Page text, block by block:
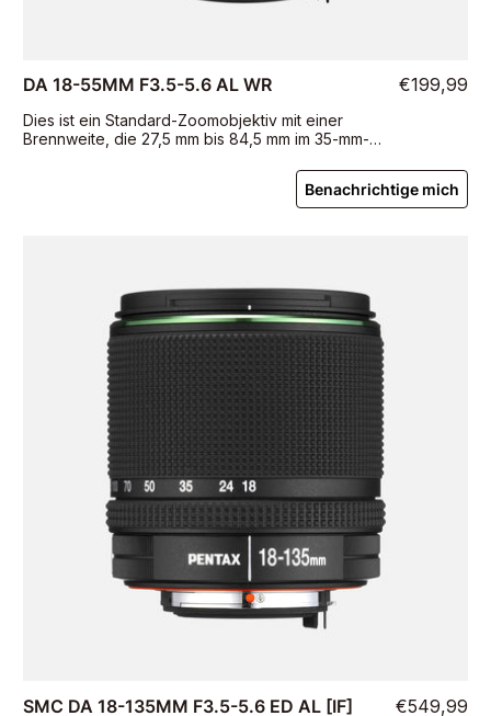
DA 18-55MM F3.5-5.6 AL WR
Dies ist ein Standard-Zoomobjektiv mit einer
Brennweite, die 27,5 mm bis 84,5 mm im 35-mm-
€199,99
Benachrichtige mich
SMC DA 18-135MM F3.5-5.6 ED AL [IF]
€549,99